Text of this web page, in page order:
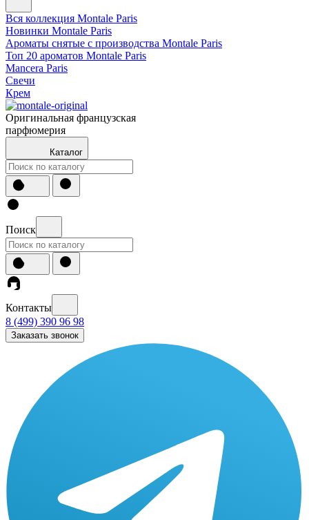
Вся коллекция Montale Paris
Новинки Montale Paris
Ароматы cнятые с производства Montale Paris
Топ 20 ароматов Montale Paris
Mancera Paris
Свечи
Крем
Оригинальная французская
парфюмерия
Каталог
Поиск
Контакты
8 (499) 390 96 98
Заказать звонок